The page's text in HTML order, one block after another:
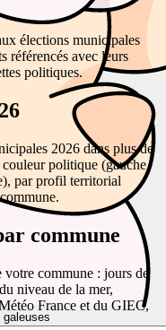
galeuses
élections municipales
référencés avec leurs
politiques.
2026 dans plus de
politique (gauche,
par profil territorial
commune
commune : jours de
niveau de la mer,
France et du GIEC,